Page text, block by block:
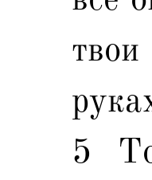
5